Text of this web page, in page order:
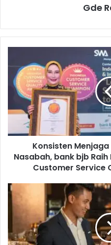
Gde
t
n
a
g
e
l
Konsisten
Nasabah, bank bjb
Customer Service
i
a